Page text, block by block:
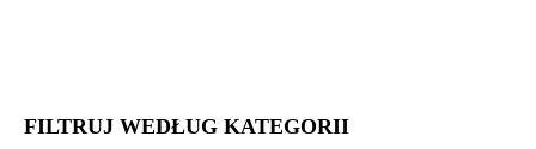
FILTRUJ WEDŁUG KATEGORII